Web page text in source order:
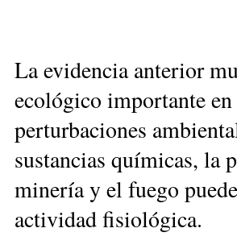
La evidencia anterior
ecológico importante
perturbaciones
sustancias químicas, la
minería y el fuego
actividad fisiológica.